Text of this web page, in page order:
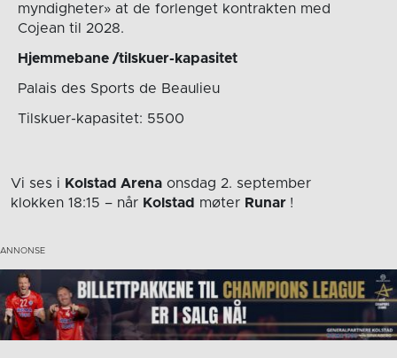
myndigheter» at de forlenget kontrakten med
Cojean til 2028.
Hjemmebane /tilskuer-kapasitet
Palais des Sports de Beaulieu
Tilskuer-kapasitet: 5500
Vi ses i Kolstad Arena onsdag 2. september
klokken 18:15 – når Kolstad møter Runar !